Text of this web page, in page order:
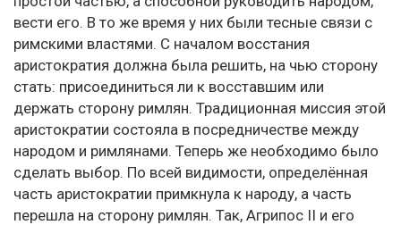
вести его. В то же время у них были тесные связи с
римскими властями. С началом восстания
аристократия должна была решить, на чью сторону
стать: присоединиться ли к восставшим или
держать сторону римлян. Традиционная миссия этой
аристократии состояла в посредничестве между
народом и римлянами. Теперь же необходимо было
сделать выбор. По всей видимости, определённая
часть аристократии примкнула к народу, а часть
перешла на сторону римлян. Так, Агрипос II и его